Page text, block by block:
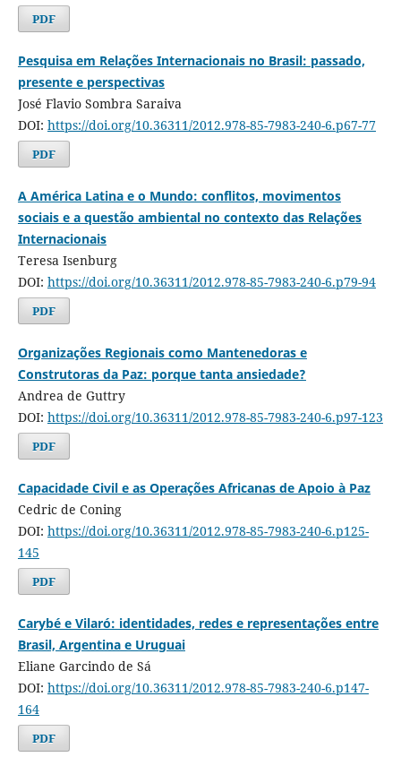
PDF
Pesquisa em Relações Internacionais no Brasil: passado,
presente e perspectivas
José Flavio Sombra Saraiva
DOI: https://doi.org/10.36311/2012.978-85-7983-240-6.p67-77
PDF
A América Latina e o Mundo: conflitos, movimentos
sociais e a questão ambiental no contexto das Relações
Internacionais
Teresa Isenburg
DOI: https://doi.org/10.36311/2012.978-85-7983-240-6.p79-94
PDF
Organizações Regionais como Mantenedoras e
Construtoras da Paz: porque tanta ansiedade?
Andrea de Guttry
DOI: https://doi.org/10.36311/2012.978-85-7983-240-6.p97-123
PDF
Capacidade Civil e as Operações Africanas de Apoio à Paz
Cedric de Coning
DOI: https://doi.org/10.36311/2012.978-85-7983-240-6.p125-
145
PDF
Carybé e Vilaró: identidades, redes e representações entre
Brasil, Argentina e Uruguai
Eliane Garcindo de Sá
DOI: https://doi.org/10.36311/2012.978-85-7983-240-6.p147-
164
PDF